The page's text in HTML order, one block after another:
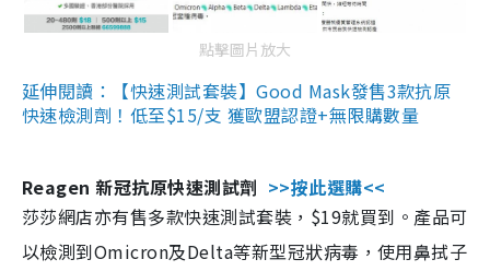
點擊圖片放大
延伸閱讀：【快速測試套裝】Good Mask發售3款抗原
快速檢測劑！低至$15/支 獲歐盟認證+無限購數量
Reagen 新冠抗原快速測試劑 >>按此選購<<
莎莎網店亦有售多款快速測試套裝，$19就買到。產品可
以檢測到Omicron及Delta等新型冠狀病毒，使用鼻拭子